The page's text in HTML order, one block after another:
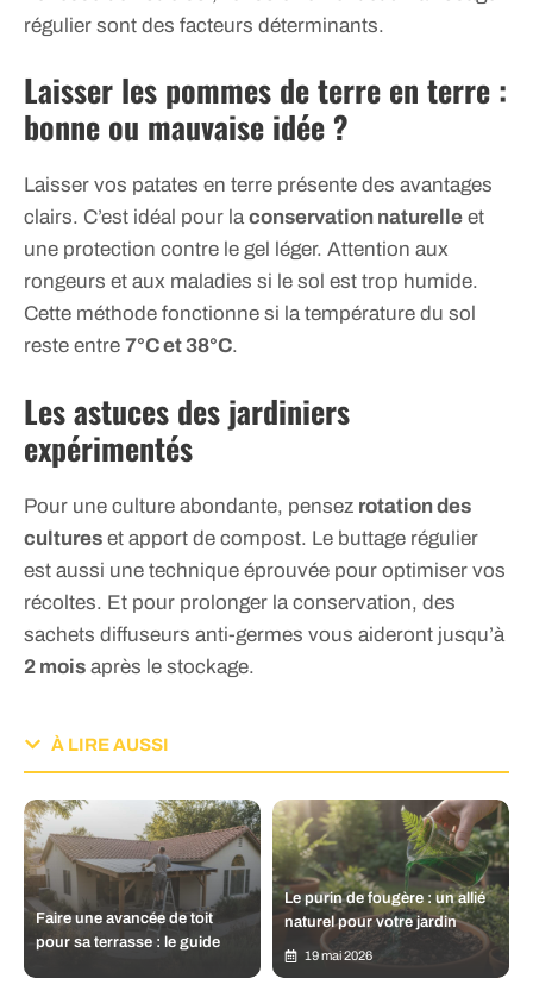
régulier sont des facteurs déterminants.
Laisser les pommes de terre en terre :
bonne ou mauvaise idée ?
Laisser vos patates en terre présente des avantages
clairs. C’est idéal pour laconservation naturelle et
une protection contre le gel léger. Attention aux
rongeurs et aux maladies si le sol est trop humide.
Cette méthode fonctionne si la température du sol
reste entre 7°C et 38°C.
Les astuces des jardiniers
expérimentés
Pour une culture abondante, pensez rotation des
cultures et apport de compost. Le buttage régulier
est aussi une technique éprouvée pour optimiser vos
récoltes. Et pour prolonger la conservation, des
sachets diffuseurs anti-germes vous aideront jusqu’à
2 mois après le stockage.
À LIRE AUSSI
Faire une avancée de toit
pour sa terrasse : le guide
Le purin de fougère : un allié
naturel pour votre jardin
19 mai 2026